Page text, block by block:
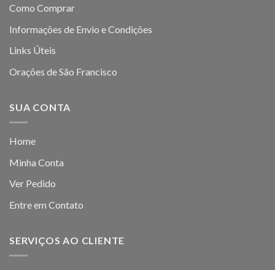
Como Comprar
Informações de Envio e Condições
Links Úteis
Orações de São Francisco
SUA CONTA
Home
Minha Conta
Ver Pedido
Entre em Contato
SERVIÇOS AO CLIENTE